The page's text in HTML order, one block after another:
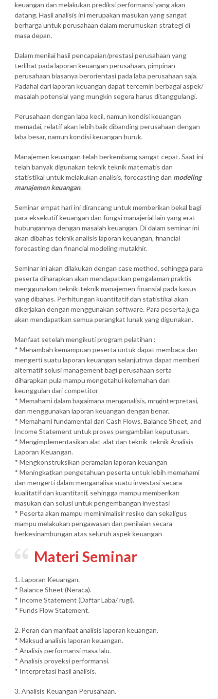
keuangan dan melakukan prediksi performansi yang akan
datang. Hasil analisis ini merupakan masukan yang sangat
berharga untuk perusahaan dalam merumuskan strategi di
masa depan.
Dalam menilai hasil pencapaian/prestasi perusahaan yang
terlihat pada laporan keuangan perusahaan, pimpinan
perusahaan biasanya berorientasi pada laba perusahaan saja.
Padahal dari laporan keuangan dapat tercemin berbagai aspek/
masalah potensial yang mungkin segera harus ditanggulangi.
Perusahaan dengan laba kecil, namun kondisi keuangan
memadai, relatif akan lebih baik dibanding perusahaan dengan
laba besar, namun kondisi keuangan buruk.
Manajemen keuangan telah berkembang sangat cepat. Saat ini
telah banyak digunakan teknik teknik matematis dan
statistikal untuk melakukan analisis, forecasting dan modeling
manajemen keuangan.
Seminar empat hari ini dirancang untuk memberikan bekal bagi
para eksekutif keuangan dan fungsi manajerial lain yang erat
hubungannya dengan masalah keuangan. Di dalam seminar ini
akan dibahas teknik analisis laporan keuangan, financial
forecasting dan financial modeling mutakhir.
Seminar ini akan dilakukan dengan case method, sehingga para
peserta diharapkan akan mendapatkan pengalaman praktis
menggunakan teknik-teknik manajemen finansial pada kasus
yang dibahas. Perhitungan kuantitatif dan statistikal akan
dikerjakan dengan menggunakan software. Para peserta juga
akan mendapatkan semua perangkat lunak yang digunakan.
Manfaat setelah mengikuti program pelatihan :
* Menambah kemampuan peserta untuk dapat membaca dan
mengerti suatu laporan keuangan selanjutnya dapat memberi
alternatif solusi management bagi perusahaan serta
diharapkan pula mampu mengetahui kelemahan dan
keunggulan dari competitor
* Memahami dalam bagaimana menganalisis, mnginterpretasi,
dan menggunakan laporan keuangan dengan benar.
* Memahami fundamental dari Cash Flows, Balance Sheet, and
Income Statement untuk proses pengambilan keputusan.
* Mengimplementasikan alat-alat dan teknik-teknik Analisis
Laporan Keuangan.
* Mengkonstruksikan peramalan laporan keuangan
* Meningkatkan pengetahuan peserta untuk lebih memahami
dan mengerti dalam menganalisa suatu investasi secara
kualitatif dan kuantitatif, sehingga mampu memberikan
masukan dan solusi untuk pengembangan investasi
* Peserta akan mampu meminimalisir resiko dan sekaligus
mampu melakukan pengawasan dan penilaian secara
berkesinambungan atas seluruh aspek keuangan
Materi Seminar
1. Laporan Keuangan.
* Balance Sheet (Neraca).
* Income Statement (Daftar Laba/ rugi).
* Funds Flow Statement.
2. Peran dan manfaat analisis laporan keuangan.
* Maksud analisis laporan keuangan.
* Analisis performansi masa lalu.
* Analisis proyeksi performansi.
* Interpretasi hasil analisis.
3. Analisis Keuangan Perusahaan.